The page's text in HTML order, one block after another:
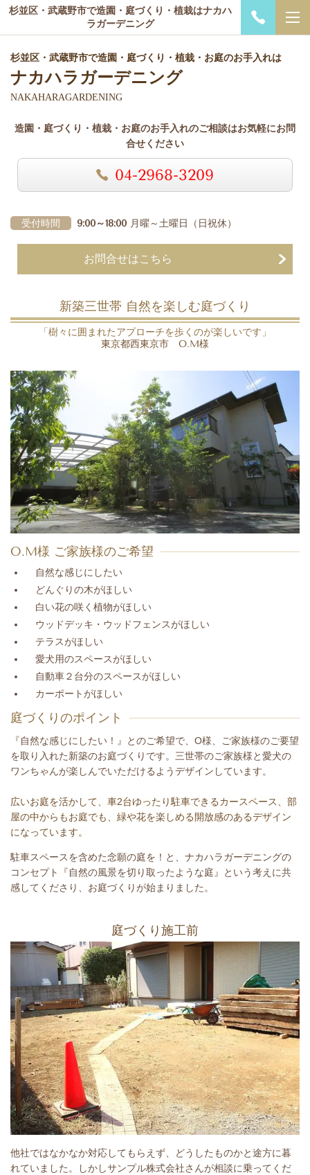
杉並区・武蔵野市で造園・庭づくり・植栽はナカハ
ラガーデニング
杉並区・武蔵野市で造園・庭づくり・植栽・お庭のお手入れは
ナカハラガーデニング
NAKAHARAGARDENING
造園・庭づくり・植栽・お庭のお手入れのご相談はお気軽にお問
合せください
04-2968-3209
受付時間 9:00～18:00 月曜～土曜日 （日祝休）
お問合せはこちら
新築三世帯 自然を楽しむ庭づくり
「樹々に囲まれたアプローチを歩くのが楽しいです」
東京都西東京市 O.M様
O.M様 ご家族様のご希望
自然な感じにしたい
どんぐりの木がほしい
白い花の咲く植物がほしい
ウッドデッキ・ウッドフェンスがほしい
テラスがほしい
愛犬用のスペースがほしい
自動車２台分のスペースがほしい
カーポートがほしい
庭づくりのポイント
『自然な感じにしたい！』とのご希望で、O様、ご家族様のご要望
を取り入れた新築のお庭づくりです。 三世帯のご家族様と愛犬の
ワンちゃんが楽しんでいただけるようデザインしています。
広いお庭を活かして、 車2台ゆったり駐車できるカースペース、 部
屋の中からもお庭でも、緑や花を楽しめる開放感のあるデザイン
になっています。
駐車スペースを含めた念願の庭を！と、ナカハラガーデニングの
コンセプト『自然の風景を切り取ったような庭』という考えに共
感してくださり、お庭づくりが始まりました。
庭づくり施工前
他社ではなかなか対応してもらえず、どうしたものかと途方に暮
れていました。しかしサンプル株式会社さんが相談に乗ってくだ